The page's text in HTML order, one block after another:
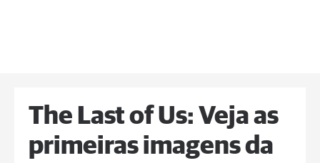
The Last of Us: Veja as
primeiras imagens da